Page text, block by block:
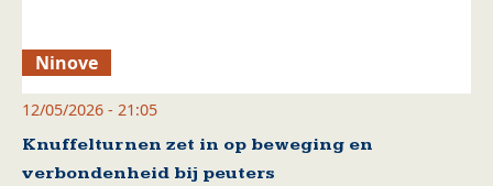
Ninove
12/05/2026 - 21:05
Knuffelturnen zet in op beweging en
verbondenheid bij peuters